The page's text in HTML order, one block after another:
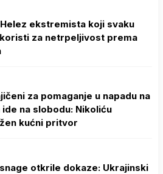
ekstremista koji svaku
za netrpeljivost prema
za pomaganje u napadu na
ide na slobodu: Nikoliću
kućni pritvor
otkrile dokaze: Ukrajinski